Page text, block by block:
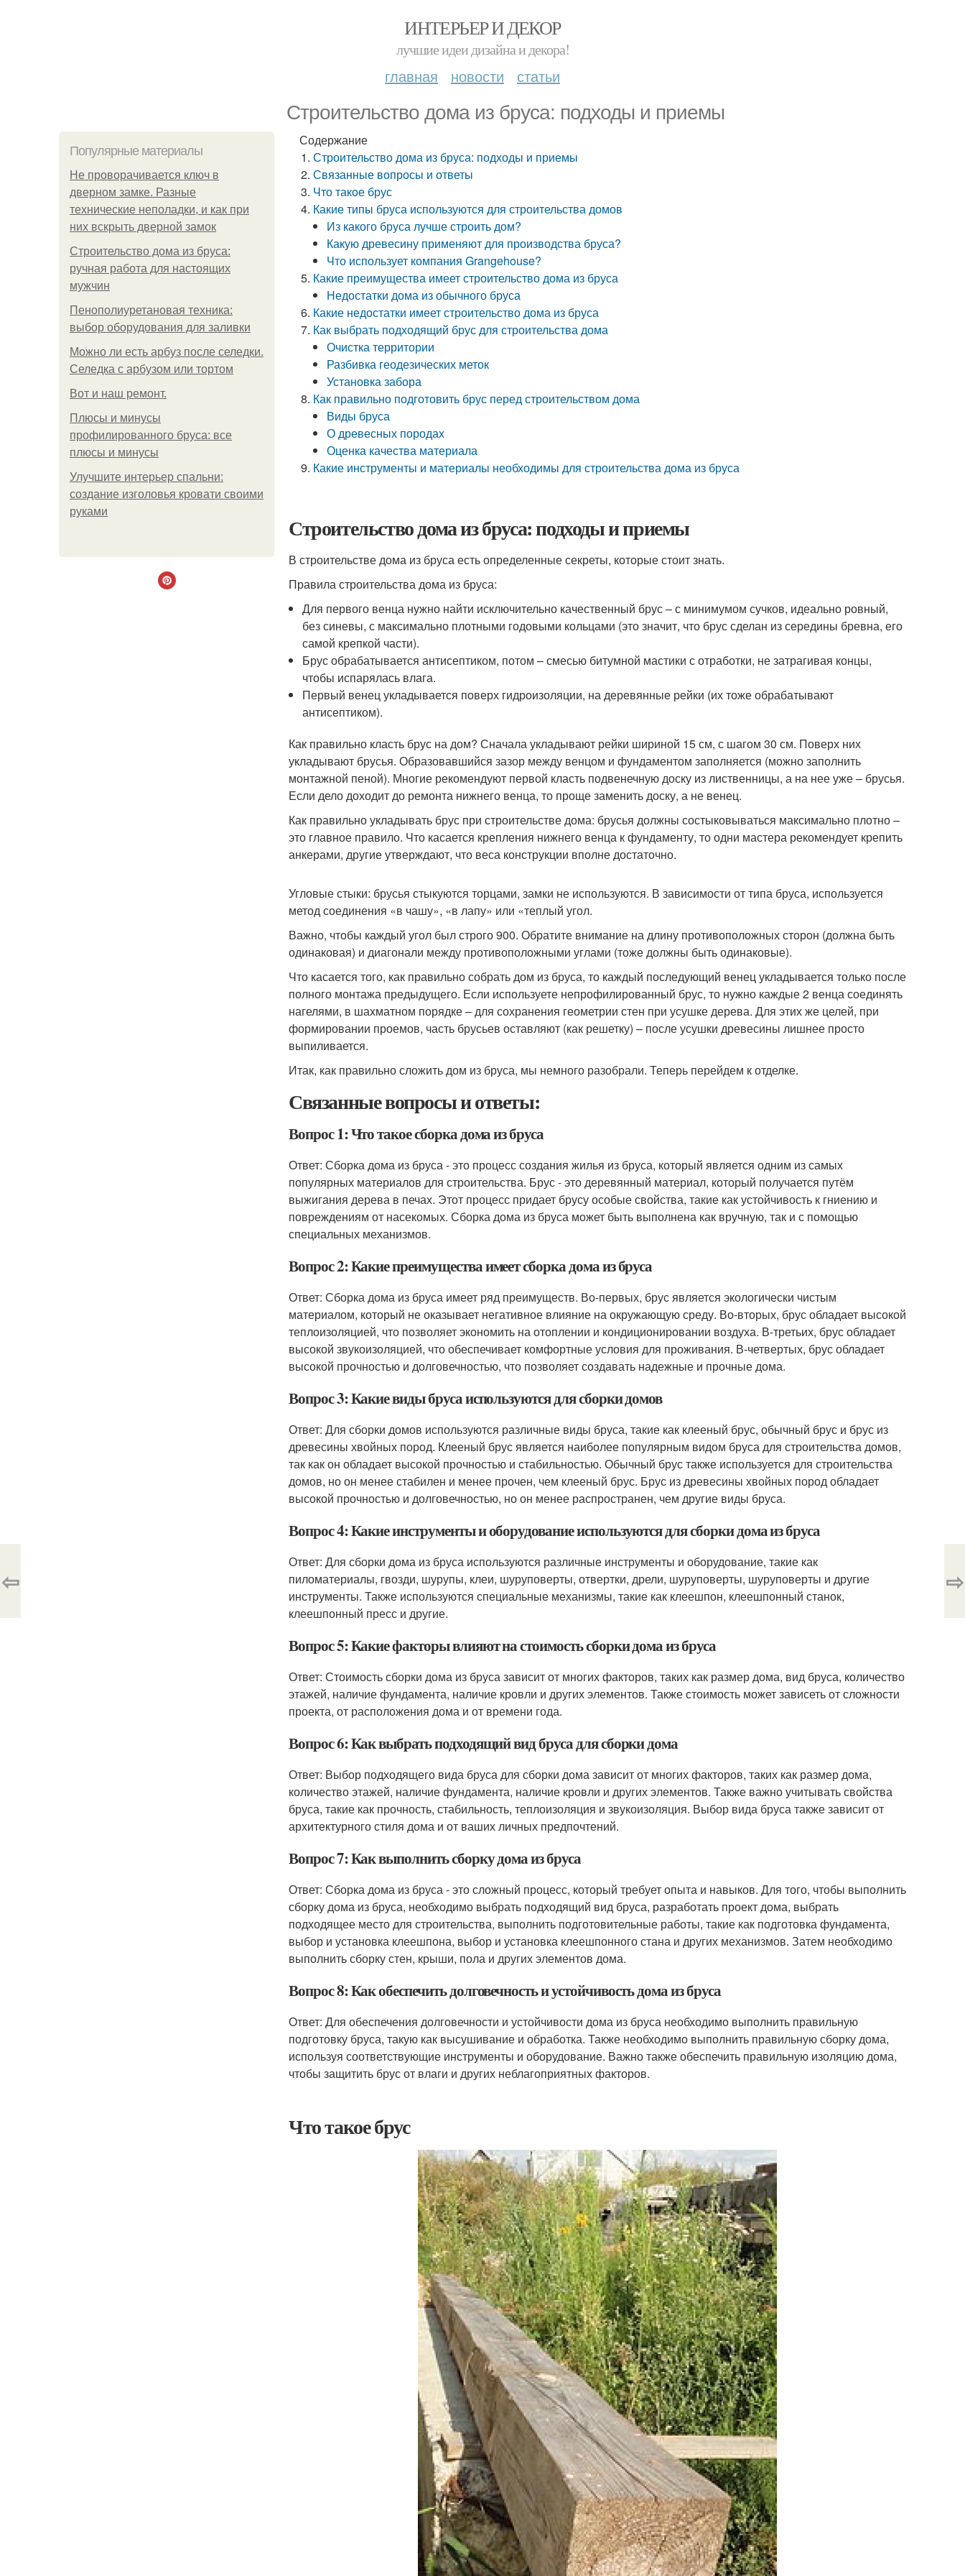
ИНТЕРЬЕР И ДЕКОР
лучшие идеи дизайна и декора!
главная новости статьи
Строительство дома из бруса: подходы и приемы
Популярные материалы
Не проворачивается ключ в
дверном замке. Разные
технические неполадки, и как при
них вскрыть дверной замок
Строительство дома из бруса:
ручная работа для настоящих
мужчин
Пенополиуретановая техника:
выбор оборудования для заливки
Можно ли есть арбуз после селедки.
Селедка с арбузом или тортом
Boт и наш ремoнт.
Плюсы и минусы
профилированного бруса: все
плюсы и минусы
Улучшите интерьер спальни:
создание изголовья кровати своими
руками
Содержание
Строительство дома из бруса: подходы и приемы
Связанные вопросы и ответы
Что такое брус
Какие типы бруса используются для строительства домов
Из какого бруса лучше строить дом?
Какую древесину применяют для производства бруса?
Что использует компания Grangehouse?
Какие преимущества имеет строительство дома из бруса
Недостатки дома из обычного бруса
Какие недостатки имеет строительство дома из бруса
Как выбрать подходящий брус для строительства дома
Очистка территории
Разбивка геодезических меток
Установка забора
Как правильно подготовить брус перед строительством дома
Виды бруса
О древесных породах
Оценка качества материала
Какие инструменты и материалы необходимы для строительства дома из бруса
Строительство дома из бруса: подходы и приемы
В строительстве дома из бруса есть определенные секреты, которые стоит знать.
Правила строительства дома из бруса:
Для первого венца нужно найти исключительно качественный брус – с минимумом сучков, идеально ровный,
без синевы, с максимально плотными годовыми кольцами (это значит, что брус сделан из середины бревна, его
самой крепкой части).
Брус обрабатывается антисептиком, потом – смесью битумной мастики с отработки, не затрагивая концы,
чтобы испарялась влага.
Первый венец укладывается поверх гидроизоляции, на деревянные рейки (их тоже обрабатывают
антисептиком).
Как правильно класть брус на дом? Сначала укладывают рейки шириной 15 см, с шагом 30 см. Поверх них
укладывают брусья. Образовавшийся зазор между венцом и фундаментом заполняется (можно заполнить
монтажной пеной). Многие рекомендуют первой класть подвенечную доску из лиственницы, а на нее уже – брусья.
Если дело доходит до ремонта нижнего венца, то проще заменить доску, а не венец.
Как правильно укладывать брус при строительстве дома: брусья должны состыковываться максимально плотно –
это главное правило. Что касается крепления нижнего венца к фундаменту, то одни мастера рекомендует крепить
анкерами, другие утверждают, что веса конструкции вполне достаточно.
Угловые стыки: брусья стыкуются торцами, замки не используются. В зависимости от типа бруса, используется
метод соединения «в чашу», «в лапу» или «теплый угол.
Важно, чтобы каждый угол был строго 900. Обратите внимание на длину противоположных сторон (должна быть
одинаковая) и диагонали между противоположными углами (тоже должны быть одинаковые).
Что касается того, как правильно собрать дом из бруса, то каждый последующий венец укладывается только после
полного монтажа предыдущего. Если используете непрофилированный брус, то нужно каждые 2 венца соединять
нагелями, в шахматном порядке – для сохранения геометрии стен при усушке дерева. Для этих же целей, при
формировании проемов, часть брусьев оставляют (как решетку) – после усушки древесины лишнее просто
выпиливается.
Итак, как правильно сложить дом из бруса, мы немного разобрали. Теперь перейдем к отделке.
Связанные вопросы и ответы:
Вопрос 1: Что такое сборка дома из бруса
Ответ: Сборка дома из бруса - это процесс создания жилья из бруса, который является одним из самых
популярных материалов для строительства. Брус - это деревянный материал, который получается путём
выжигания дерева в печах. Этот процесс придает брусу особые свойства, такие как устойчивость к гниению и
повреждениям от насекомых. Сборка дома из бруса может быть выполнена как вручную, так и с помощью
специальных механизмов.
Вопрос 2: Какие преимущества имеет сборка дома из бруса
Ответ: Сборка дома из бруса имеет ряд преимуществ. Во-первых, брус является экологически чистым
материалом, который не оказывает негативное влияние на окружающую среду. Во-вторых, брус обладает высокой
теплоизоляцией, что позволяет экономить на отоплении и кондиционировании воздуха. В-третьих, брус обладает
высокой звукоизоляцией, что обеспечивает комфортные условия для проживания. В-четвертых, брус обладает
высокой прочностью и долговечностью, что позволяет создавать надежные и прочные дома.
Вопрос 3: Какие виды бруса используются для сборки домов
Ответ: Для сборки домов используются различные виды бруса, такие как клееный брус, обычный брус и брус из
древесины хвойных пород. Клееный брус является наиболее популярным видом бруса для строительства домов,
так как он обладает высокой прочностью и стабильностью. Обычный брус также используется для строительства
домов, но он менее стабилен и менее прочен, чем клееный брус. Брус из древесины хвойных пород обладает
высокой прочностью и долговечностью, но он менее распространен, чем другие виды бруса.
Вопрос 4: Какие инструменты и оборудование используются для сборки дома из бруса
Ответ: Для сборки дома из бруса используются различные инструменты и оборудование, такие как
пиломатериалы, гвозди, шурупы, клеи, шуруповерты, отвертки, дрели, шуруповерты, шуруповерты и другие
инструменты. Также используются специальные механизмы, такие как клеешпон, клеешпонный станок,
клеешпонный пресс и другие.
Вопрос 5: Какие факторы влияют на стоимость сборки дома из бруса
Ответ: Стоимость сборки дома из бруса зависит от многих факторов, таких как размер дома, вид бруса, количество
этажей, наличие фундамента, наличие кровли и других элементов. Также стоимость может зависеть от сложности
проекта, от расположения дома и от времени года.
Вопрос 6: Как выбрать подходящий вид бруса для сборки дома
Ответ: Выбор подходящего вида бруса для сборки дома зависит от многих факторов, таких как размер дома,
количество этажей, наличие фундамента, наличие кровли и других элементов. Также важно учитывать свойства
бруса, такие как прочность, стабильность, теплоизоляция и звукоизоляция. Выбор вида бруса также зависит от
архитектурного стиля дома и от ваших личных предпочтений.
Вопрос 7: Как выполнить сборку дома из бруса
Ответ: Сборка дома из бруса - это сложный процесс, который требует опыта и навыков. Для того, чтобы выполнить
сборку дома из бруса, необходимо выбрать подходящий вид бруса, разработать проект дома, выбрать
подходящее место для строительства, выполнить подготовительные работы, такие как подготовка фундамента,
выбор и установка клеешпона, выбор и установка клеешпонного стана и других механизмов. Затем необходимо
выполнить сборку стен, крыши, пола и других элементов дома.
Вопрос 8: Как обеспечить долговечность и устойчивость дома из бруса
Ответ: Для обеспечения долговечности и устойчивости дома из бруса необходимо выполнить правильную
подготовку бруса, такую как высушивание и обработка. Также необходимо выполнить правильную сборку дома,
используя соответствующие инструменты и оборудование. Важно также обеспечить правильную изоляцию дома,
чтобы защитить брус от влаги и других неблагоприятных факторов.
Что такое брус
⇦ ⇨